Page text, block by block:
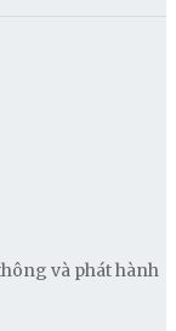
và phát hành